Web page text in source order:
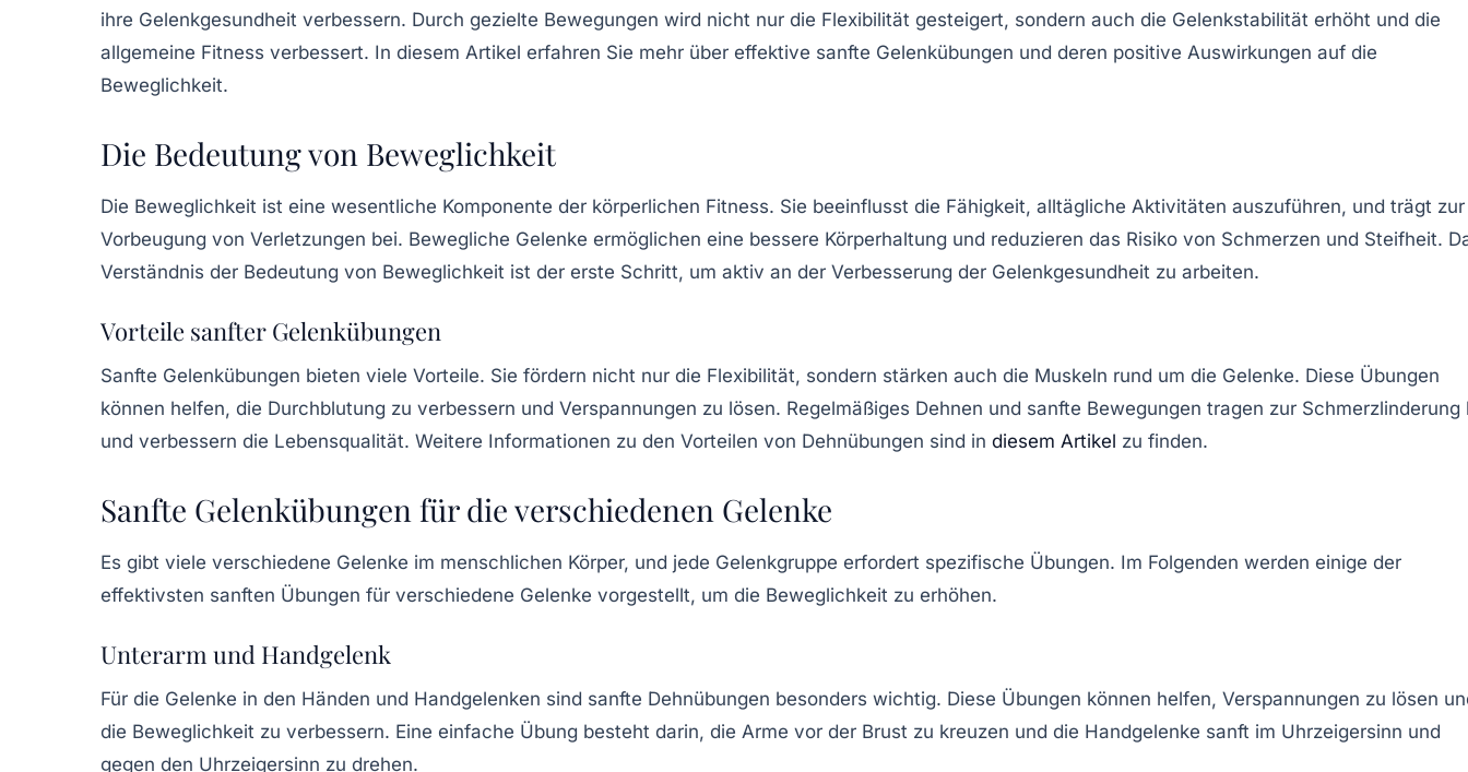
ihre Gelenkgesundheit verbessern. Durch gezielte Bewegungen wird nicht nur die Flexibilität gesteigert, sondern auch die Gelenkstabilität erhöht und die
allgemeine Fitness verbessert. In diesem Artikel erfahren Sie mehr über effektive sanfte Gelenkübungen und deren positive Auswirkungen auf die
Beweglichkeit.
Die Bedeutung von Beweglichkeit
Die Beweglichkeit ist eine wesentliche Komponente der körperlichen Fitness. Sie beeinflusst die Fähigkeit, alltägliche Aktivitäten auszuführen, und trägt zur
Vorbeugung von Verletzungen bei. Bewegliche Gelenke ermöglichen eine bessere Körperhaltung und reduzieren das Risiko von Schmerzen und Steifheit.
Verständnis der Bedeutung von Beweglichkeit ist der erste Schritt, um aktiv an der Verbesserung der Gelenkgesundheit zu arbeiten.
Vorteile sanfter Gelenkübungen
Sanfte Gelenkübungen bieten viele Vorteile. Sie fördern nicht nur die Flexibilität, sondern stärken auch die Muskeln rund um die Gelenke. Diese Übungen
können helfen, die Durchblutung zu verbessern und Verspannungen zu lösen. Regelmäßiges Dehnen und sanfte Bewegungen tragen zur Schmerzlinderung
und verbessern die Lebensqualität. Weitere Informationen zu den Vorteilen von Dehnübungen sind in diesem Artikel zu finden.
Sanfte Gelenkübungen für die verschiedenen Gelenke
Es gibt viele verschiedene Gelenke im menschlichen Körper, und jede Gelenkgruppe erfordert spezifische Übungen. Im Folgenden werden einige der
effektivsten sanften Übungen für verschiedene Gelenke vorgestellt, um die Beweglichkeit zu erhöhen.
Unterarm und Handgelenk
Für die Gelenke in den Händen und Handgelenken sind sanfte Dehnübungen besonders wichtig. Diese Übungen können helfen, Verspannungen zu lösen
die Beweglichkeit zu verbessern. Eine einfache Übung besteht darin, die Arme vor der Brust zu kreuzen und die Handgelenke sanft im Uhrzeigersinn und
gegen den Uhrzeigersinn zu drehen.